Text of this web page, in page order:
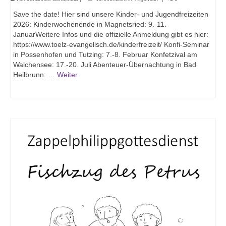
Gruppen und Kreise
AK Fair kaufen
Asyl im Oberland
Alleinerziehende
Nachmittag der Begegnung
Predigttextgespräch
Meditatives Tanzen
Kindertagesstätten
Save the date! Hier sind unsere Kinder- und Jugendfreizeiten
2026: Kinderwochenende in Magnetsried: 9.-11.
JanuarWeitere Infos und die offizielle Anmeldung gibt es hier:
https://www.toelz-evangelisch.de/kinderfreizeit/ Konfi-Seminar
in Possenhofen und Tutzing: 7.-8. Februar Konfetzival am
Walchensee: 17.-20. Juli Abenteuer-Übernachtung in Bad
Heilbrunn: … Weiter